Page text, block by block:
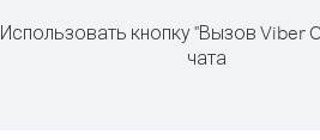
Использовать кнопку "Вызов Viber
чата